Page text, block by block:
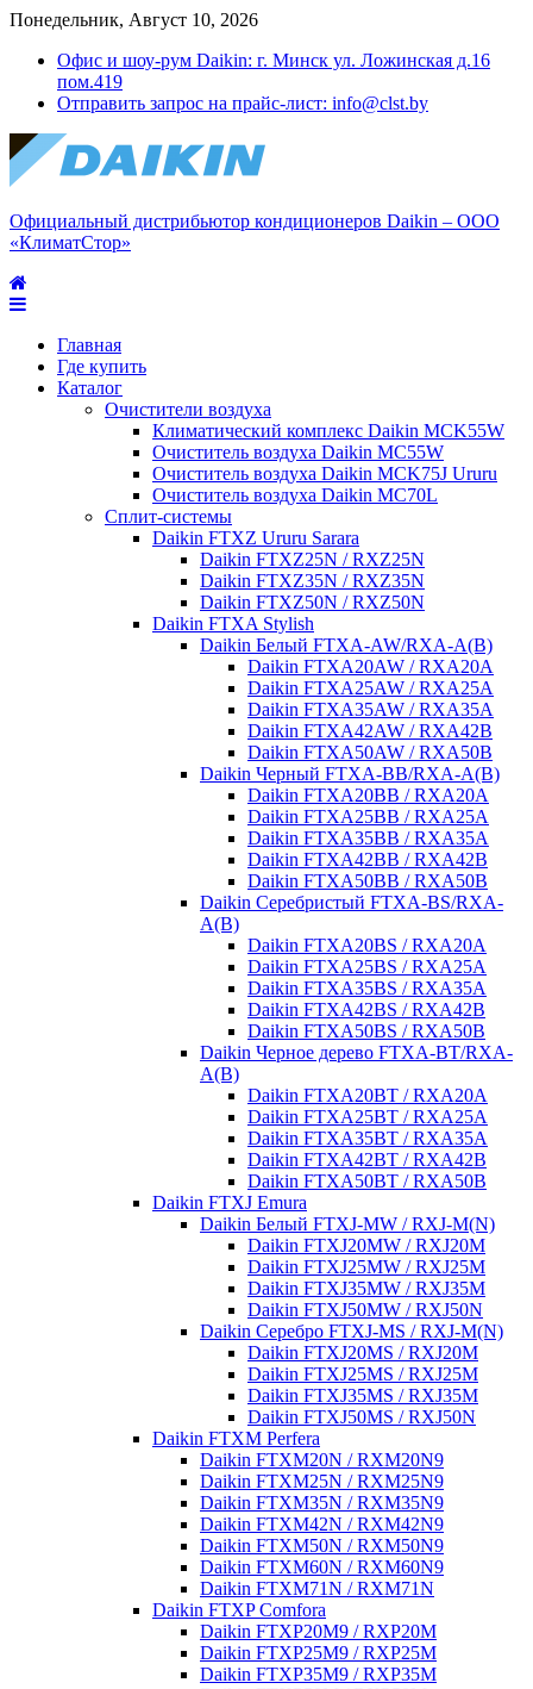
Понедельник, Август 10, 2026
Офис и шоу-рум Daikin: г. Минск ул. Ложинская д.16
пом.419
Отправить запрос на прайс-лист: info@clst.by
Официальный дистрибьютор кондиционеров Daikin – ООО
«КлиматСтор»
Главная
Где купить
Каталог
Очистители воздуха
Климатический комплекс Daikin MCK55W
Очиститель воздуха Daikin MC55W
Очиститель воздуха Daikin MCK75J Ururu
Очиститель воздуха Daikin MC70L
Сплит-системы
Daikin FTXZ Ururu Sarara
Daikin FTXZ25N / RXZ25N
Daikin FTXZ35N / RXZ35N
Daikin FTXZ50N / RXZ50N
Daikin FTXA Stylish
Daikin Белый FTXA-AW/RXA-A(B)
Daikin FTXA20AW / RXA20A
Daikin FTXA25AW / RXA25A
Daikin FTXA35AW / RXA35A
Daikin FTXA42AW / RXA42B
Daikin FTXA50AW / RXA50B
Daikin Черный FTXA-BB/RXA-A(B)
Daikin FTXA20BB / RXA20A
Daikin FTXA25BB / RXA25A
Daikin FTXA35BB / RXA35A
Daikin FTXA42BB / RXA42B
Daikin FTXA50BB / RXA50B
Daikin Серебристый FTXA-BS/RXA-
A(B)
Daikin FTXA20BS / RXA20A
Daikin FTXA25BS / RXA25A
Daikin FTXA35BS / RXA35A
Daikin FTXA42BS / RXA42B
Daikin FTXA50BS / RXA50B
Daikin Черное дерево FTXA-BT/RXA-
A(B)
Daikin FTXA20BT / RXA20A
Daikin FTXA25BT / RXA25A
Daikin FTXA35BT / RXA35A
Daikin FTXA42BT / RXA42B
Daikin FTXA50BT / RXA50B
Daikin FTXJ Emura
Daikin Белый FTXJ-MW / RXJ-M(N)
Daikin FTXJ20MW / RXJ20M
Daikin FTXJ25MW / RXJ25M
Daikin FTXJ35MW / RXJ35M
Daikin FTXJ50MW / RXJ50N
Daikin Серебро FTXJ-MS / RXJ-M(N)
Daikin FTXJ20MS / RXJ20M
Daikin FTXJ25MS / RXJ25M
Daikin FTXJ35MS / RXJ35M
Daikin FTXJ50MS / RXJ50N
Daikin FTXM Perfera
Daikin FTXM20N / RXM20N9
Daikin FTXM25N / RXM25N9
Daikin FTXM35N / RXM35N9
Daikin FTXM42N / RXM42N9
Daikin FTXM50N / RXM50N9
Daikin FTXM60N / RXM60N9
Daikin FTXM71N / RXM71N
Daikin FTXP Comfora
Daikin FTXP20M9 / RXP20M
Daikin FTXP25M9 / RXP25M
Daikin FTXP35M9 / RXP35M